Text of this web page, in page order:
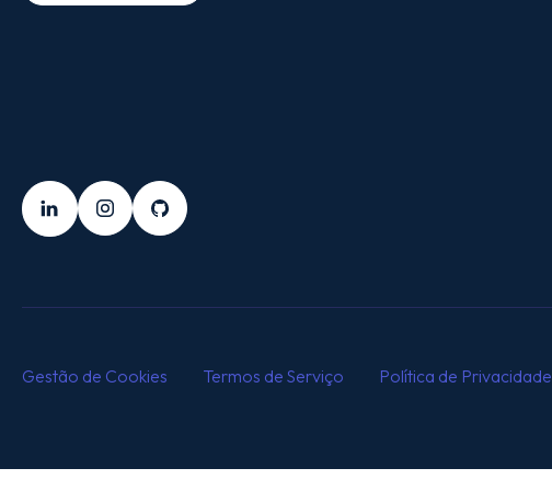
LinkedInInstagramGithub
Gestão de Cookies Termos de Serviço Política de Privacidade